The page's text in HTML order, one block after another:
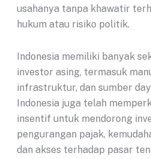
usahanya tanpa khawatir
hukum atau risiko politik.
Indonesia memiliki banyak
investor asing, termasuk
infrastruktur, dan sumber
Indonesia juga telah
insentif untuk mendorong
pengurangan pajak,
dan akses terhadap pasar